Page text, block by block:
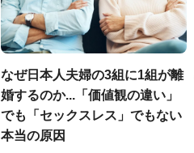
なぜ日本人夫婦の3組に1組が離
婚するのか...「価値観の違い」
でも「セックスレス」でもない
本当の原因